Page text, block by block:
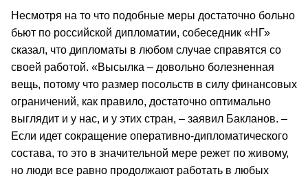
Несмотря на то что подобные меры достаточно больно
бьют по российской дипломатии, собеседник «НГ»
сказал, что дипломаты в любом случае справятся со
своей работой. «Высылка – довольно болезненная
вещь, потому что размер посольств в силу финансовых
ограничений, как правило, достаточно оптимально
выглядит и у нас, и у этих стран, – заявил Бакланов. –
Если идет сокращение оперативно-дипломатического
состава, то это в значительной мере режет по живому,
но люди все равно продолжают работать в любых